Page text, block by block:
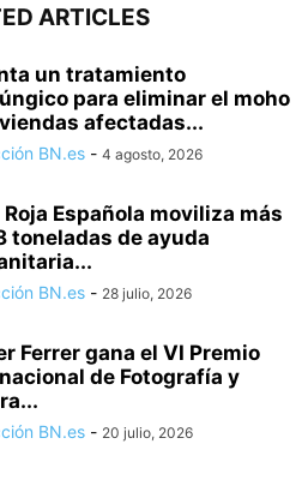
ARTICLES
un tratamiento
para eliminar el moho
afectadas...
BN.es - 4 agosto, 2026
Española moviliza más
toneladas de ayuda
BN.es - 28 julio, 2026
Ferrer gana el VI Premio
de Fotografía y
BN.es - 20 julio, 2026